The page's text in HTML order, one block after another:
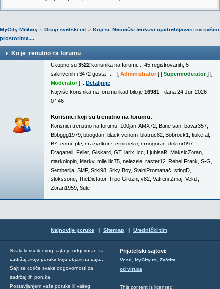
MyCity Military » Drugi svetski rat » Koji su Nemački tenkovi upotrebljavani na našim
prostorima....
Ko je trenutno na forumu
Ukupno su 3522 korisnika na forumu :: 45 registrovanih, 5
sakrivenih i 3472 gosta :: [ Administrator] [ Supermoderator] [
Moderator] :: Detaljnije
Najviše korisnika na forumu ikad bilo je 16981 - dana 24 Jun 2026
07:46
Korisnici koji su trenutno na forumu:
Korisnici trenutno na forumu: 100jan AMX72 Bane san bavar357
Bbbggg1979 bbogdan black venom blatruc82 Bobrock1 bukefal
BZ comi_pfc crazydkure crnirocko crnogorac doktor097
Draganeli Feller, Giskard GT, larix lcc LjubisaR MaksicZoran
markolopin Marky, mile.ilic75 nelezele raster12 Rebel Frank S-G
Semberija SMF, Srki98 Srky Boy, StalniPromatrač stingD
stokssone TheDictator, Trpe Grozni v82 Vatreni Zmaj VekiJ
Zoran1959 Šule
Najnovije poruke Sitemap Urednički tim
Svaki korisnik ovog sajta je odgovoran za
sadržaj svoje poruke koju objavi na sajtu.
Sajt se odriče svake odgovornosti za
sadržaj tih poruka.
Postavljanjem vaše poruke ili vašeg
Prijateljski sajtovi:
Vesti, MyCity.rs, Zaštita
od virusa
This content is licensed